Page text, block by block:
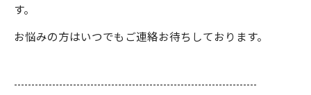
す。
お悩みの方はいつでもご連絡お待ちしております。
----------------------------------------------------------------------